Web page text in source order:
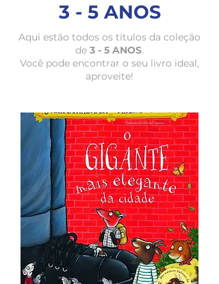
3 - 5 ANOS
Aqui estão todos os títulos da coleção
de 3 - 5 ANOS.
Você pode encontrar o seu livro ideal,
aproveite!